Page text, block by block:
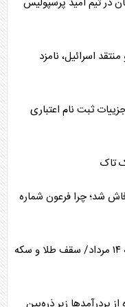
اسرائیل، نامزد
ثبت نام اعتباری
تاک
شد؛ چرا فرعون شماره
آخرین قیمت طلا و سکه امروز چهارشنبه ۱۴ مرداد/ سقف طلا و سکه